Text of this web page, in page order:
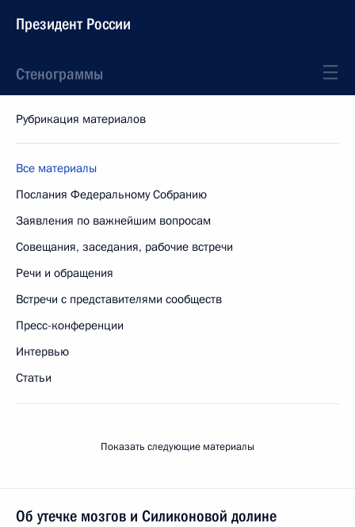
Президент России
Стенограммы
Рубрикация материалов
Все материалы
Послания Федеральному Собранию
Заявления по важнейшим вопросам
Совещания, заседания, рабочие встречи
Речи и обращения
Встречи с представителями сообществ
Пресс-конференции
Интервью
Статьи
Показать следующие материалы
Об утечке мозгов и Силиконовой долине